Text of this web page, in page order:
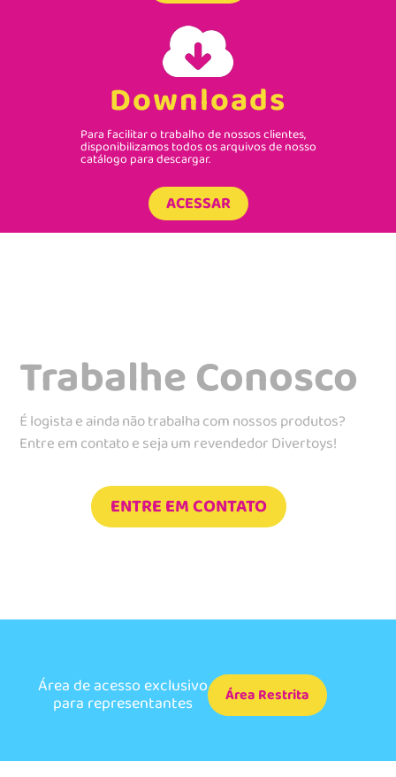
Downloads
Para facilitar o trabalho de nossos clientes,
disponibilizamos todos os arquivos de nosso
catálogo para descargar.
ACESSAR
Trabalhe Conosco
É logista e ainda não trabalha com nossos produtos?
Entre em contato e seja um revendedor Divertoys!
ENTRE EM CONTATO
Área de acesso exclusivo
para representantes Área Restrita